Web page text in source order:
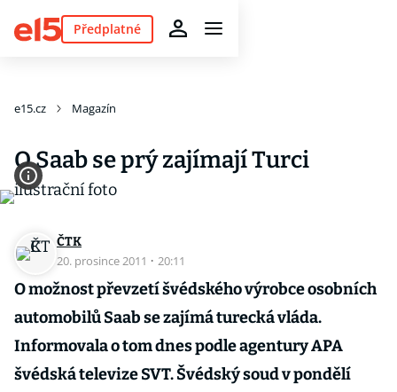
Předplatné
e15.cz Magazín
O Saab se prý zajímají Turci
ČTK
20. prosince 2011 · 20:11
O možnost převzetí švédského výrobce osobních
automobilů Saab se zajímá turecká vláda.
Informovala o tom dnes podle agentury APA
švédská televize SVT. Švédský soud v pondělí